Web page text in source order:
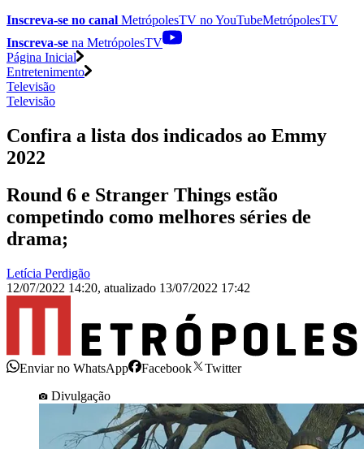
Inscreva-se no canal MetrópolesTV noYouTubeMetrópolesTV
Inscreva-se na MetrópolesTV
Página Inicial
Entretenimento
Televisão
Televisão
Confira a lista dos indicados ao Emmy
2022
Round 6 e Stranger Things estão
competindo como melhores séries de
drama;
Letícia Perdigão
12/07/2022 14:20, atualizado 13/07/2022 17:42
Enviar no WhatsApp Facebook
Twitter
Divulgação